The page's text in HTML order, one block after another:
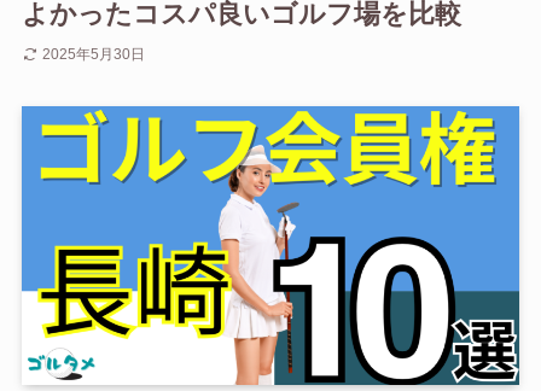
よかったコスパ良いゴルフ場を比較
2025年5月30日